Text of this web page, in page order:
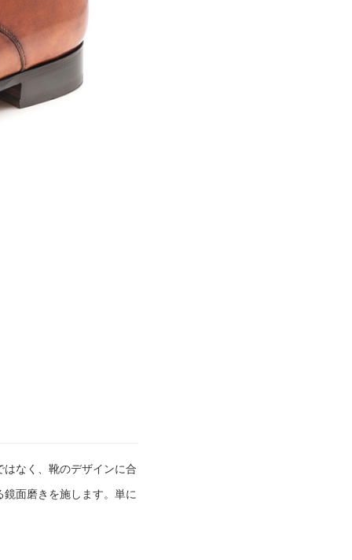
なく、靴のデザインに合
面磨きを施します。単に